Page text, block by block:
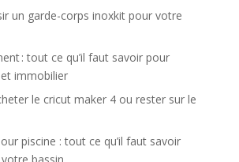
un garde-corps inoxkit pour votre
: tout ce qu’il faut savoir pour
immobilier
le cricut maker 4 ou rester sur le
piscine : tout ce qu’il faut savoir
votre bassin